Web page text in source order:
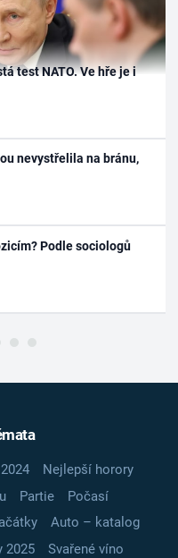
test NATO. Ve hře je i
nevystřelila na bránu,
Podle sociologů
Nejlepší horory
Partie
Počasí
Auto – katalog
2025
Svařené víno